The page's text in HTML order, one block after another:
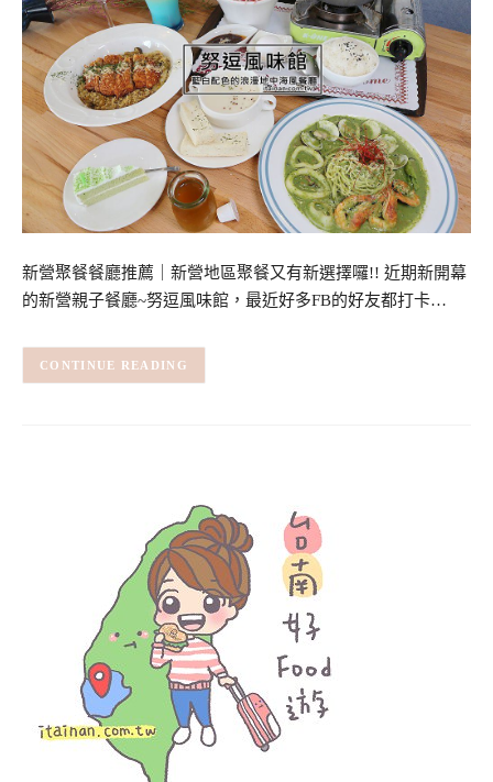
新營聚餐餐廳推薦｜新營地區聚餐又有新選擇囉!! 近期新開幕
的新營親子餐廳~努逗風味館，最近好多FB的好友都打卡…
CONTINUE READING